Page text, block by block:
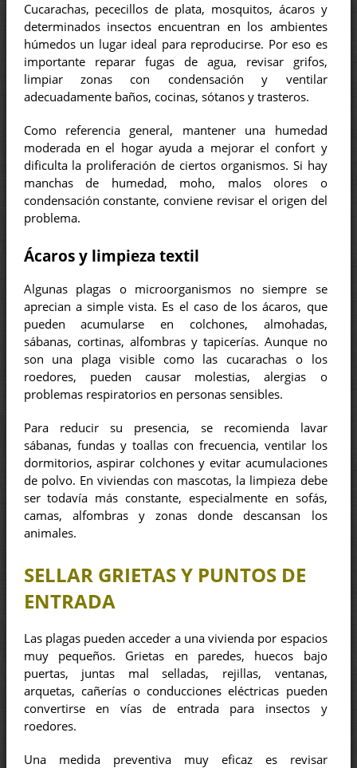
Cucarachas, pececillos de plata, mosquitos, ácaros y
determinados insectos encuentran en los ambientes
húmedos un lugar ideal para reproducirse. Por eso es
importante reparar fugas de agua, revisar grifos,
limpiar zonas con condensación y ventilar
adecuadamente baños, cocinas, sótanos y trasteros.
Como referencia general, mantener una humedad
moderada en el hogar ayuda a mejorar el confort y
dificulta la proliferación de ciertos organismos. Si hay
manchas de humedad, moho, malos olores o
condensación constante, conviene revisar el origen del
problema.
Ácaros y limpieza textil
Algunas plagas o microorganismos no siempre se
aprecian a simple vista. Es el caso de los ácaros, que
pueden acumularse en colchones, almohadas,
sábanas, cortinas, alfombras y tapicerías. Aunque no
son una plaga visible como las cucarachas o los
roedores, pueden causar molestias, alergias o
problemas respiratorios en personas sensibles.
Para reducir su presencia, se recomienda lavar
sábanas, fundas y toallas con frecuencia, ventilar los
dormitorios, aspirar colchones y evitar acumulaciones
de polvo. En viviendas con mascotas, la limpieza debe
ser todavía más constante, especialmente en sofás,
camas, alfombras y zonas donde descansan los
animales.
SELLAR GRIETAS Y PUNTOS DE
ENTRADA
Las plagas pueden acceder a una vivienda por espacios
muy pequeños. Grietas en paredes, huecos bajo
puertas, juntas mal selladas, rejillas, ventanas,
arquetas, cañerías o conducciones eléctricas pueden
convertirse en vías de entrada para insectos y
roedores.
Una medida preventiva muy eficaz es revisar